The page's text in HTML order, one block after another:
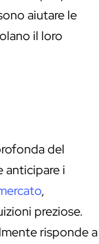
aiutare le
il loro
del
anticipare i
,
preziose.
risponde a